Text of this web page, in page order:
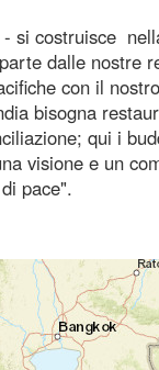
si costruisce
dalle nostre
con il
bisogna
qui i
visione e un
pace".